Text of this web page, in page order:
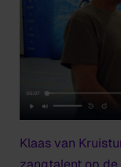
Klaas van